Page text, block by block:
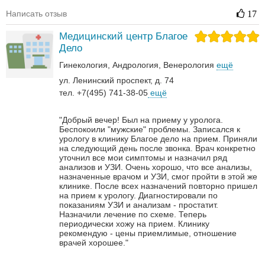
Написать отзыв 17
Медицинский центр Благое
Дело
Гинекология Андрология‎ Венерология‎ ещё
ул. Ленинский проспект, д. 74
тел. +7(495) 741-38-05 ещё
"Добрый вечер! Был на приему у уролога.
Беспокоили "мужские" проблемы. Записался к
урологу в клинику Благое дело на прием. Приняли
на следующий день после звонка. Врач конкретно
уточнил все мои симптомы и назначил ряд
анализов и УЗИ. Очень хорошо, что все анализы,
назначенные врачом и УЗИ, смог пройти в этой же
клинике. После всех назначений повторно пришел
на прием к урологу. Диагностировали по
показаниям УЗИ и анализам - простатит.
Назначили лечение по схеме. Теперь
периодически хожу на прием. Клинику
рекомендую - цены приемлимые, отношение
врачей хорошее."